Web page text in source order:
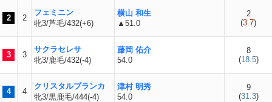
2 2
フェミニン
牝3/芦毛/432(+6)
横山 和生
▲51.0
2
(3.7)
3 3
サクラセレサ
牝3/鹿毛/432(-4)
藤岡 佑介
54.0
8
(18.5)
4 4
クリスタルブランカ
牝3/黒鹿毛/444(-4)
津村 明秀
54.0
9
(31.3)